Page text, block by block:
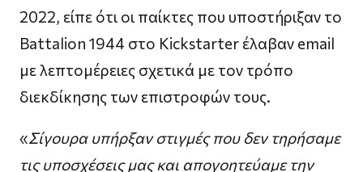
2022, είπε ότι οι παίκτες που υποστήριξαν το
Battalion 1944 στο Kickstarter έλαβαν email
με λεπτομέρειες σχετικά με τον τρόπο
διεκδίκησης των επιστροφών τους.
«Σίγουρα υπήρξαν στιγμές που δεν τηρήσαμε
τις υποσχέσεις μας και απογοητεύαμε την